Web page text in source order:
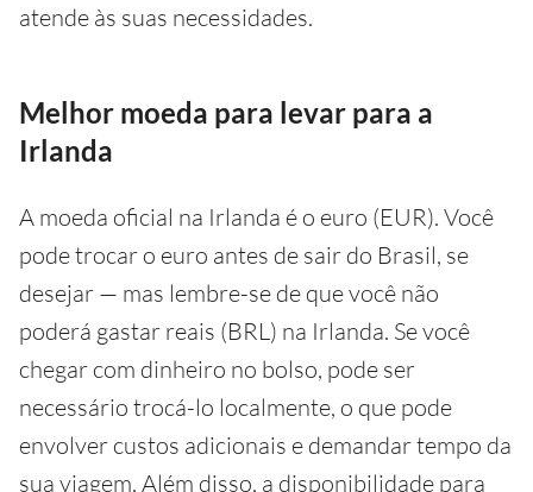
atende às suas necessidades.
Melhor moeda para levar para a
Irlanda
A moeda oficial na Irlanda é o euro (EUR). Você
pode trocar o euro antes de sair do Brasil, se
desejar — mas lembre-se de que você não
poderá gastar reais (BRL) na Irlanda. Se você
chegar com dinheiro no bolso, pode ser
necessário trocá-lo localmente, o que pode
envolver custos adicionais e demandar tempo da
sua viagem. Além disso, a disponibilidade para